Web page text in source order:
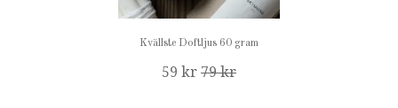
Kvällste Doftljus 60 gram
59 kr 79 kr